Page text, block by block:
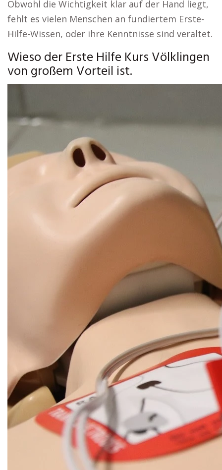
Obwohl die Wichtigkeit klar auf der Hand liegt,
fehlt es vielen Menschen an fundiertem Erste-
Hilfe-Wissen, oder ihre Kenntnisse sind veraltet.
Wieso der Erste Hilfe Kurs Völklingen
von großem Vorteil ist.